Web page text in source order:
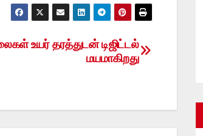
உயர் தரத்துடன் டிஜிட்டல்
மயமாகிறது